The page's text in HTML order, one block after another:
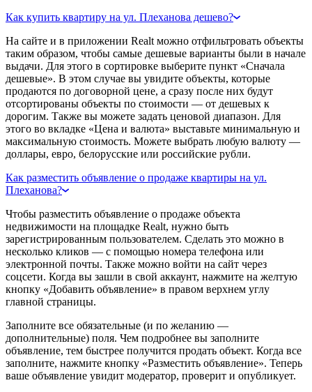
Как купить квартиру на ул. Плеханова дешево?
На сайте и в приложении Realt можно отфильтровать объекты
таким образом, чтобы самые дешевые варианты были в начале
выдачи. Для этого в сортировке выберите пункт «Сначала
дешевые». В этом случае вы увидите объекты, которые
продаются по договорной цене, а сразу после них будут
отсортированы объекты по стоимости — от дешевых к
дорогим. Также вы можете задать ценовой диапазон. Для
этого во вкладке «Цена и валюта» выставьте минимальную и
максимальную стоимость. Можете выбрать любую валюту —
доллары, евро, белорусские или российские рубли.
Как разместить объявление о продаже квартиры на ул.
Плеханова?
Чтобы разместить объявление о продаже объекта
недвижимости на площадке Realt, нужно быть
зарегистрированным пользователем. Сделать это можно в
несколько кликов — с помощью номера телефона или
электронной почты. Также можно войти на сайт через
соцсети. Когда вы зашли в свой аккаунт, нажмите на желтую
кнопку «Добавить объявление» в правом верхнем углу
главной страницы.
Заполните все обязательные (и по желанию —
дополнительные) поля. Чем подробнее вы заполните
объявление, тем быстрее получится продать объект. Когда все
заполните, нажмите кнопку «Разместить объявление». Теперь
ваше объявление увидит модератор, проверит и опубликует.